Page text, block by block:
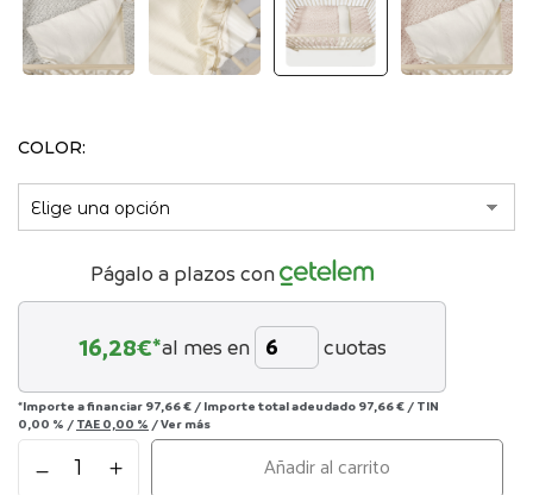
COLOR
Págalo a plazos con
16,28€*al mes en cuotas
*Importe a financiar 97,66 € / Importe total adeudado 97,66 € / TIN
0,00 % / TAE 0,00 % /Ver más
Añadir al carrito